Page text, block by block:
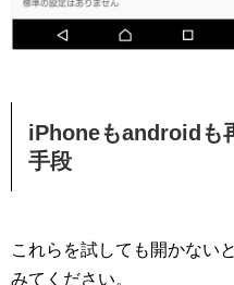
iPhoneもandroidも
手段
これらを試しても開かない
みてください。